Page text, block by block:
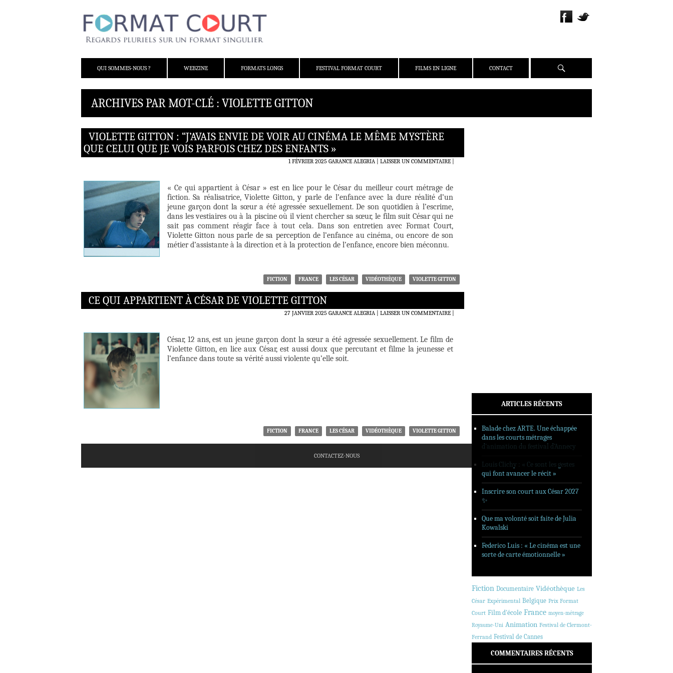
QUI SOMMES-NOUS ?
WEBZINE FORMATS LONGS FESTIVAL FORMAT COURT FILMS EN LIGNE CONTACT Recherche
ARCHIVES PAR MOT-CLÉ : VIOLETTE GITTON
VIOLETTE GITTON : “J’AVAIS ENVIE DE VOIR AU CINÉMA LE MÊME MYSTÈRE
QUE CELUI QUE JE VOIS PARFOIS CHEZ DES ENFANTS »
1 FÉVRIER 2025 GARANCE ALEGRIA LAISSER UN COMMENTAIRE|
« Ce qui appartient à César » est en lice pour le César du meilleur court métrage de
fiction. Sa réalisatrice, Violette Gitton, y parle de l’enfance avec la dure réalité d’un
jeune garçon dont la sœur a été agressée sexuellement. De son quotidien à l’escrime,
dans les vestiaires ou à la piscine où il vient chercher sa sœur, le film suit César qui ne
sait pas comment réagir face à tout cela. Dans son entretien avec Format Court,
Violette Gitton nous parle de sa perception de l’enfance au cinéma, ou encore de son
métier d’assistante à la direction et à la protection de l’enfance, encore bien méconnu.
FICTION FRANCE LES CÉSAR VIDÉOTHÈQUE VIOLETTE GITTON
CE QUI APPARTIENT À CÉSAR DE VIOLETTE GITTON
27 JANVIER 2025 GARANCE ALEGRIA LAISSER UN COMMENTAIRE|
César, 12 ans, est un jeune garçon dont la sœur a été agressée sexuellement. Le film de
Violette Gitton, en lice aux César, est aussi doux que percutant et filme la jeunesse et
l’enfance dans toute sa vérité aussi violente qu’elle soit.
FICTION FRANCE LES CÉSAR VIDÉOTHÈQUE VIOLETTE GITTON
ARTICLES RÉCENTS
Balade chez ARTE. Une échappée
dans les courts métrages
d’animation du festival d’Annecy
Louis Clichy : « Ce sont les gestes
qui font avancer le récit »
Inscrire son court aux César 2027
✨
Que ma volonté soit faite de Julia
Kowalski
Federico Luis : « Le cinéma est une
sorte de carte émotionnelle »
Fiction Documentaire Vidéothèque Les
César Expérimental Belgique Prix Format
Court Film d'école France moyen-métrage
Royaume-Uni Animation Festival de Clermont-
Ferrand Festival de Cannes
COMMENTAIRES RÉCENTS
CONTACTEZ-NOUS